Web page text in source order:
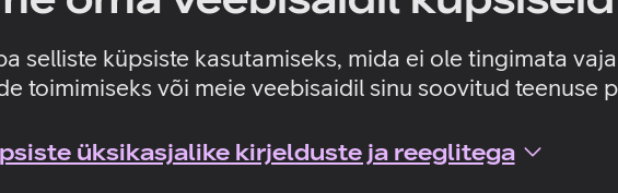
selliste küpsiste kasutamiseks, mida ei ole tingimata
toimimiseks või meie veebisaidil sinu soovitud teenuse
üksikasjalike kirjelduste ja reeglitega